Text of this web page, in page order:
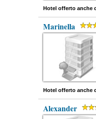
Hotel offerto anche
Marinella
Hotel offerto anche
Alexander